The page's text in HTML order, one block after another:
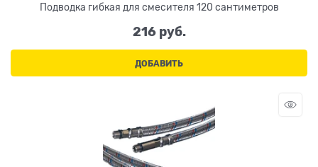
Подводка гибкая для смесителя 120 сантиметров
216 руб.
ДОБАВИТЬ